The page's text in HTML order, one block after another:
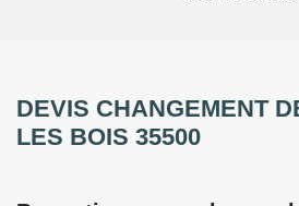
DEVIS CHANGEMENT
LES BOIS 35500